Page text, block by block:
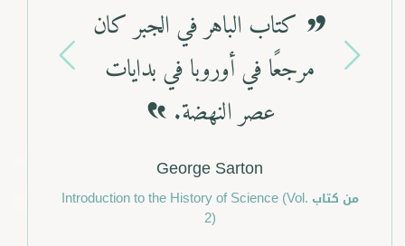
كتاب الباهر في الجبر كان
مرجعًا في أوروبا في بدايات
عصر النهضة.
George Sarton
من كتاب Introduction to the History of Science (Vol.
2)